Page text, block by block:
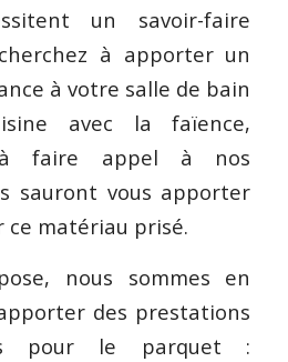
un savoir-faire
à apporter un
à votre salle de bain
avec la faïence,
à faire appel à nos
sauront vous apporter
ce matériau prisé.
nous sommes en
des prestations
pour le parquet :